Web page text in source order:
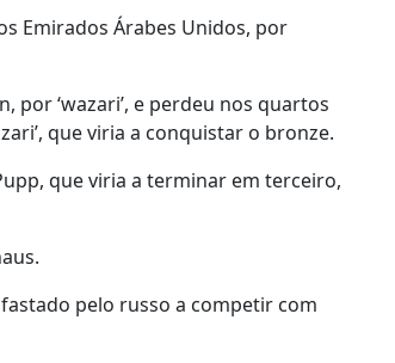
Emirados Árabes Unidos, por
por ‘wazari’, e perdeu nos quartos
que viria a conquistar o bronze.
que viria a terminar em terceiro,
pelo russo a competir com